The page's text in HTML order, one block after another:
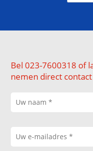
Bel 023-7600318 of
nemen direct